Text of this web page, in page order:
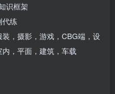
识框架
代练
，摄影，游戏，CBG端，设
，平面，建筑，车载